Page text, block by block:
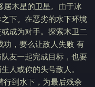
居木星的卫星。由于冰
下。在恶劣的水下环境
成为对手。探索木卫二
功，要么让敌人失败 有
友一起完成目标，也要
人或你的头号敌人。
行到水下，为最后残余